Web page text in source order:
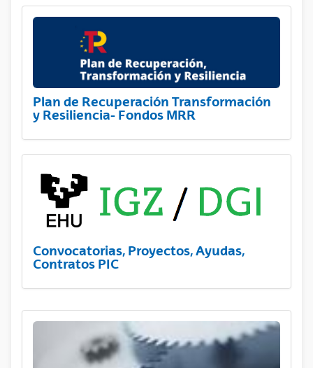
Plan de Recuperación Transformación
y Resiliencia- Fondos MRR
Convocatorias, Proyectos, Ayudas,
Contratos PIC